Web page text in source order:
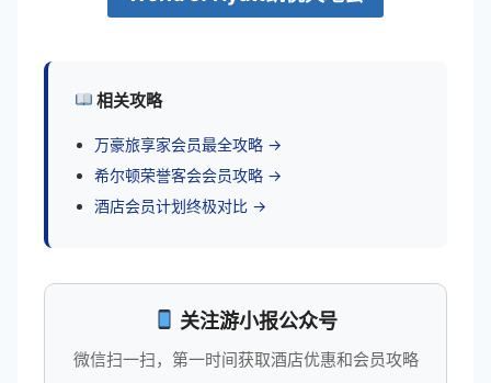
相关攻略
万豪旅享家会员最全攻略 →
希尔顿荣誉客会会员攻略 →
酒店会员计划终极对比 →
关注游小报公众号
微信扫一扫，第一时间获取酒店优惠和会员攻略